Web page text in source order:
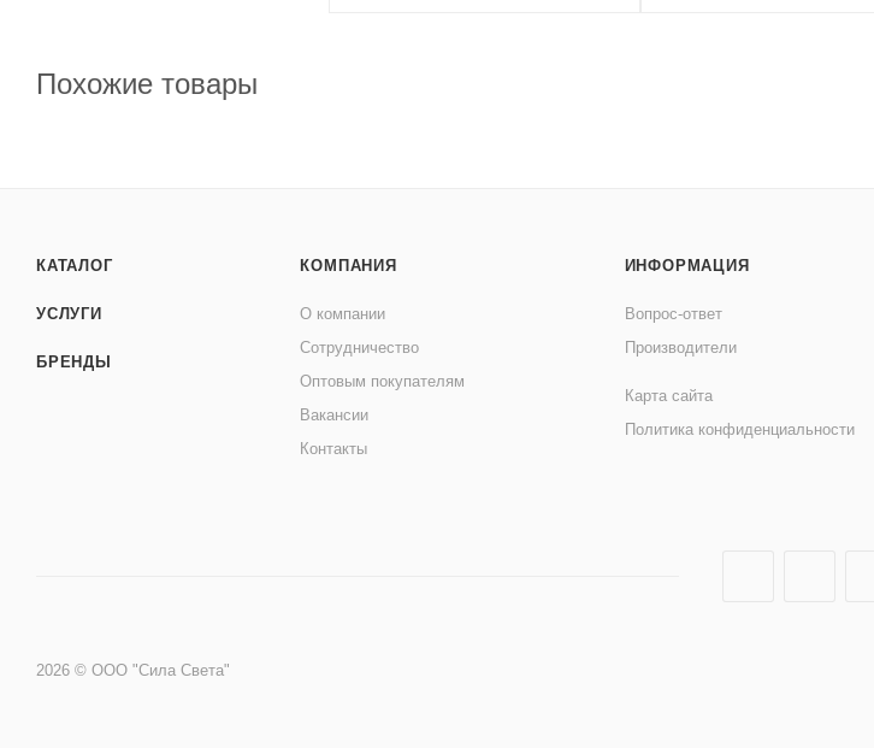
Похожие товары
КАТАЛОГ
УСЛУГИ
БРЕНДЫ
КОМПАНИЯ
О компании
Сотрудничество
Оптовым покупателям
Вакансии
Контакты
ИНФОРМАЦИЯ
Вопрос-ответ
Производители
Карта сайта
Политика конфиденциальности
2026 © ООО "Сила Света"